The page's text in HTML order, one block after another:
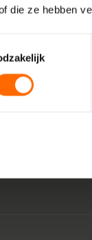
die ze hebben